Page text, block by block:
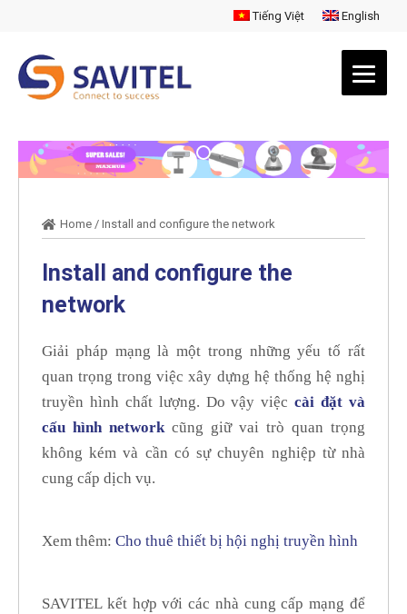
Tiếng Việt English
Home / Install and configure the network
Install and configure the
network
Giải pháp mạng là một trong những yếu tố rất
quan trọng trong việc xây dựng hệ thống hệ nghị
truyền hình chất lượng. Do vậy việccài đặt và
cấu hình networkcũng giữ vai trò quan trọng
không kém và cần có sự chuyên nghiệp từ nhà
cung cấp dịch vụ.
Xem thêm: Cho thuê thiết bị hội nghị truyền hình
SAVITEL kết hợp với các nhà cung cấp mạng để